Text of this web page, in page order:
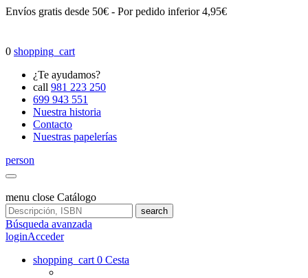
Envíos gratis desde 50€ - Por pedido inferior 4,95€
0 shopping_cart
¿Te ayudamos?
call 981 223 250
699 943 551
Nuestra historia
Contacto
Nuestras papelerías
person
menu close Catálogo
search
Búsqueda avanzada
loginAcceder
shopping_cart 0 Cesta